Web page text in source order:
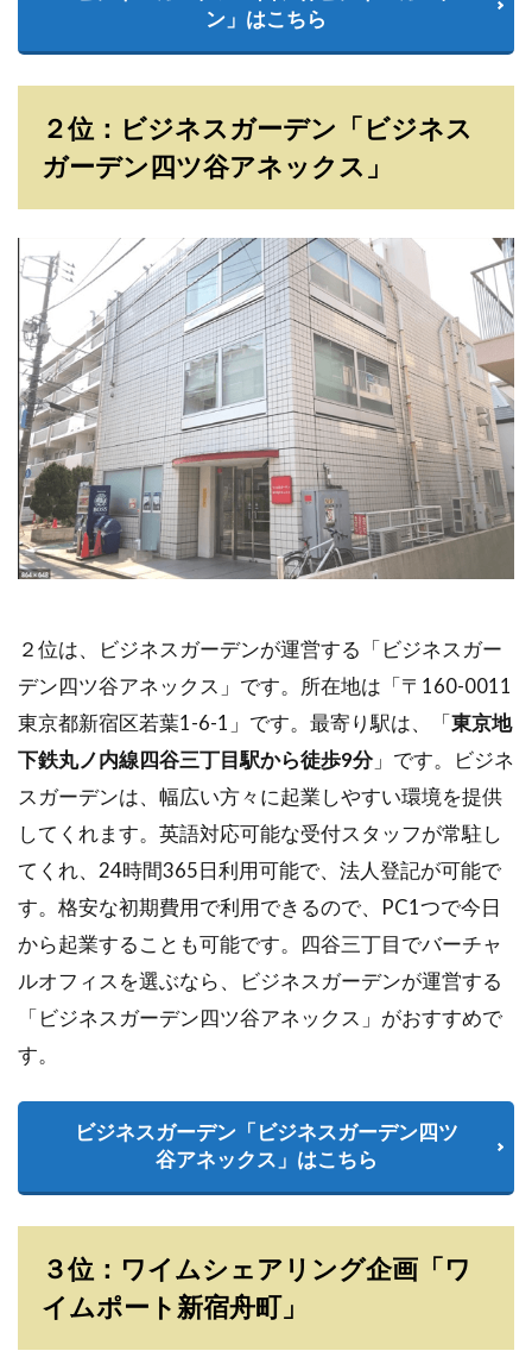
ン」はこちら
２位：ビジネスガーデン「ビジネス
ガーデン四ツ谷アネックス」
２位は、ビジネスガーデンが運営する「ビジネスガー
デン四ツ谷アネックス」です。所在地は「〒160-0011
東京都新宿区若葉1-6-1」です。最寄り駅は、「東京地
下鉄丸ノ内線四谷三丁目駅から徒歩9分 」です。ビジネ
スガーデンは、幅広い方々に起業しやすい環境を提供
してくれます。英語対応可能な受付スタッフが常駐し
てくれ、24時間365日利用可能で、法人登記が可能で
す。格安な初期費用で利用できるので、PC1つで今日
から起業することも可能です。四谷三丁目でバーチャ
ルオフィスを選ぶなら、ビジネスガーデンが運営する
「ビジネスガーデン四ツ谷アネックス」がおすすめで
す。
ビジネスガーデン「ビジネスガーデン四ツ
谷アネックス」はこちら
３位：ワイムシェアリング企画「ワ
イムポート新宿舟町」